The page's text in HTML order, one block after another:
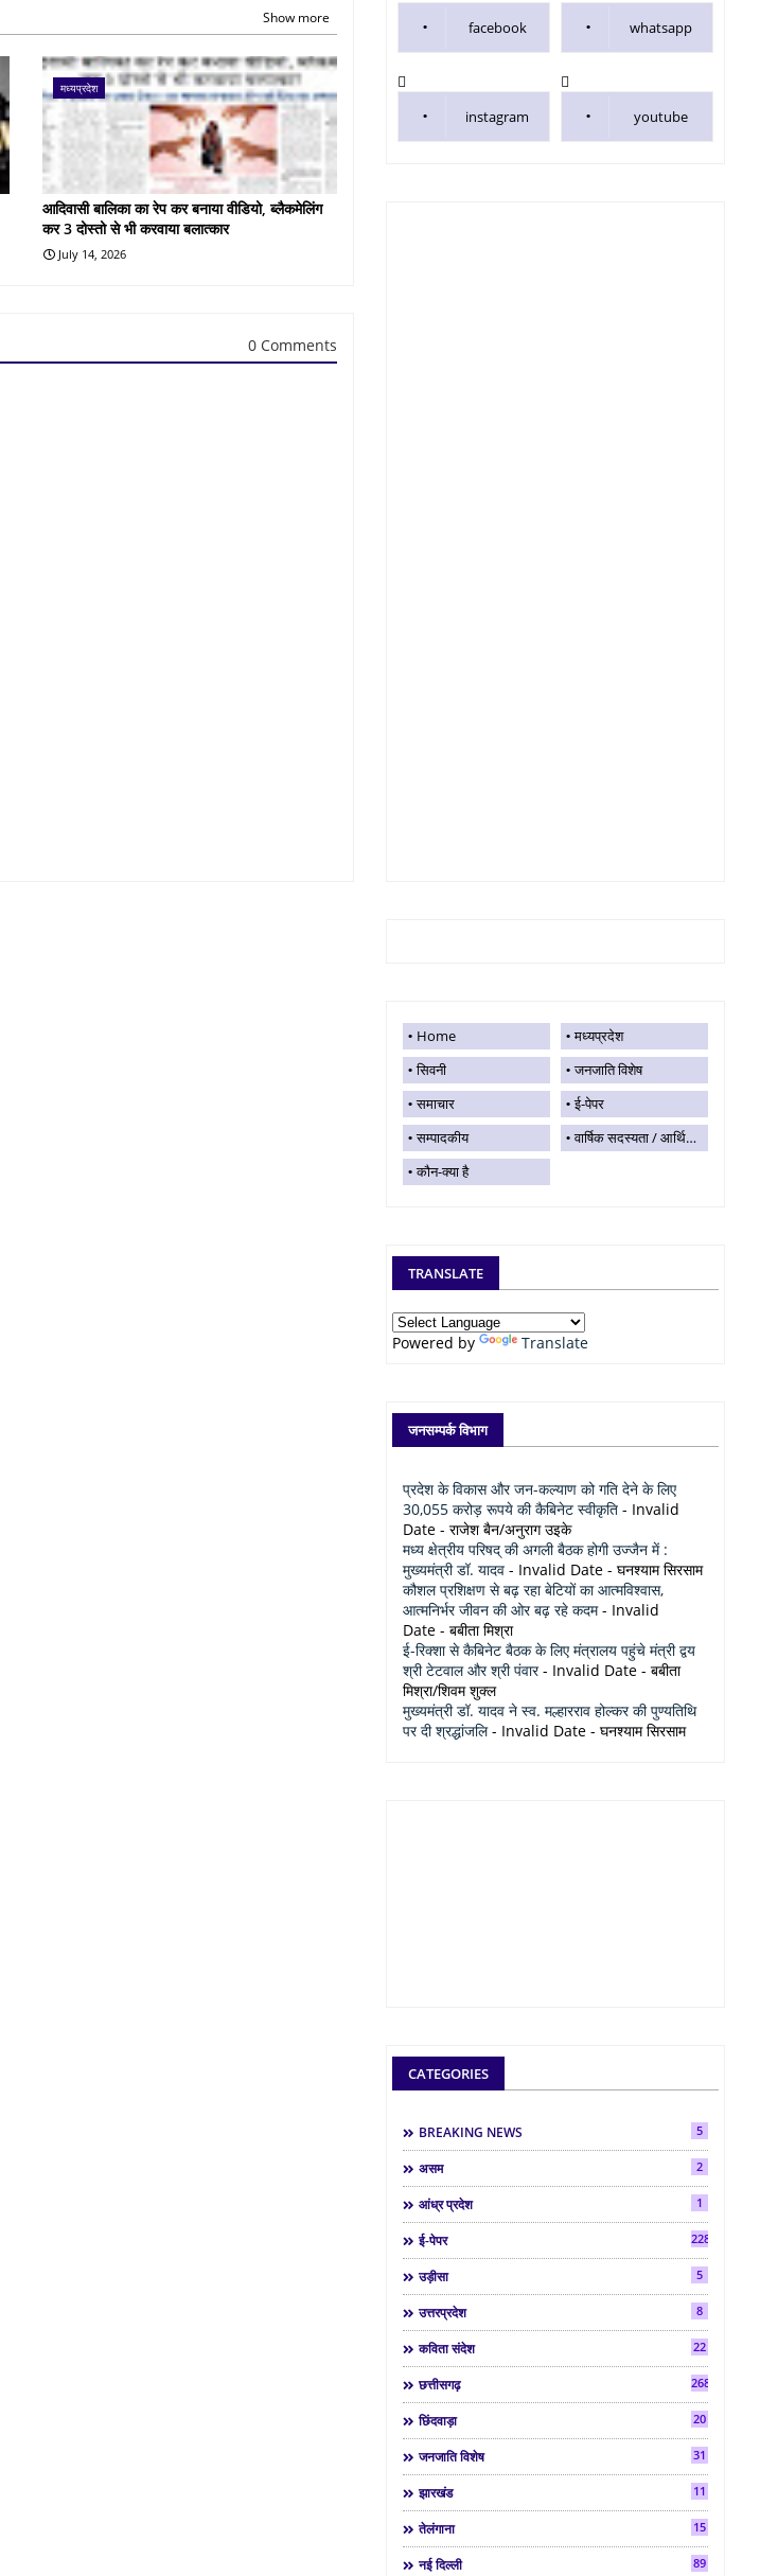
Show more
मध्यप्रदेश
आदिवासी बालिका का रेप कर बनाया वीडियो, ब्लैकमेलिंग
कर 3 दोस्तो से भी करवाया बलात्कार
July 14, 2026
0 Comments
facebook whatsapp
instagram youtube
Home
मध्यप्रदेश
सिवनी
जनजाति विशेष
समाचार
ई-पेपर
सम्पादकीय
वार्षिक सदस्यता / आर्थिक सहयोग
कौन-क्या है
TRANSLATE
Powered by Translate
जनसम्पर्क विभाग
प्रदेश के विकास और जन-कल्याण को गति देने के लिए
30,055 करोड़ रूपये की कैबिनेट स्वीकृति - Invalid
Date - राजेश बैन/अनुराग उइके
मध्य क्षेत्रीय परिषद् की अगली बैठक होगी उज्जैन में :
मुख्यमंत्री डॉ. यादव - Invalid Date - घनश्याम सिरसाम
कौशल प्रशिक्षण से बढ़ रहा बेटियों का आत्मविश्वास,
आत्मनिर्भर जीवन की ओर बढ़ रहे कदम- Invalid
Date - बबीता मिश्रा
ई-रिक्शा से कैबिनेट बैठक के लिए मंत्रालय पहुंचे मंत्री द्वय
श्री टेटवाल और श्री पंवार- Invalid Date - बबीता
मिश्रा/शिवम शुक्ल
मुख्यमंत्री डॉ. यादव ने स्व. मल्हारराव होल्कर की पुण्यतिथि
पर दी श्रद्धांजलि- Invalid Date - घनश्याम सिरसाम
CATEGORIES
BREAKING NEWS 5
असम 2
आंध्र प्रदेश 1
ई-पेपर 2286
उड़ीसा 5
उत्तरप्रदेश 8
कविता संदेश 22
छत्तीसगढ़ 268
छिंदवाड़ा 20
जनजाति विशेष 31
झारखंड 11
तेलंगाना 15
नई दिल्ली 89